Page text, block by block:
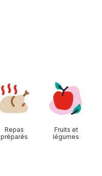
Repas
préparés
Fruits et
légumes